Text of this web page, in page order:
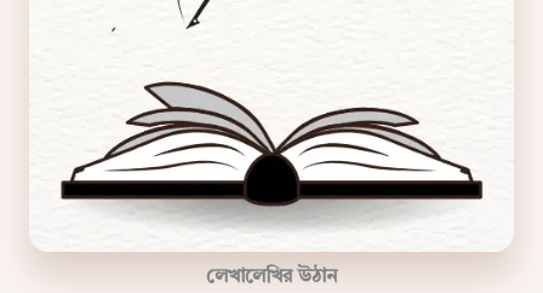
লেখালেখির উঠান